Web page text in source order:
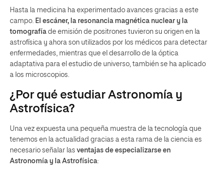
Hasta la medicina ha experimentado avances gracias a este
campo. El escáner, la resonancia magnética nuclear y la
tomografía de emisión de positrones tuvieron su origen en la
astrofísica y ahora son utilizados por los médicos para detectar
enfermedades, mientras que el desarrollo de la óptica
adaptativa para el estudio de universo, también se ha aplicado
a los microscopios.
¿Por qué estudiar Astronomía y
Astrofísica?
Una vez expuesta una pequeña muestra de la tecnología que
tenemos en la actualidad gracias a esta rama de la ciencia es
necesario señalar las ventajas de especializarse en
Astronomía y la Astrofísica: